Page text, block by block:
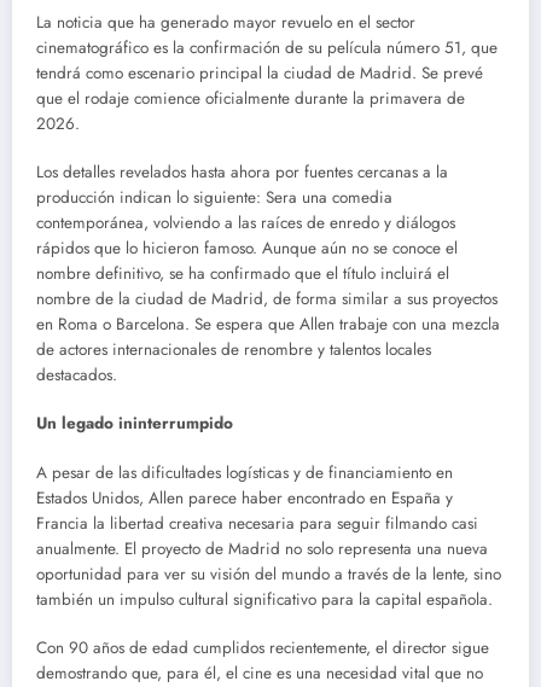
La noticia que ha generado mayor revuelo en el sector
cinematográfico es la confirmación de su película número 51, que
tendrá como escenario principal la ciudad de Madrid. Se prevé
que el rodaje comience oficialmente durante la primavera de
2026.
Los detalles revelados hasta ahora por fuentes cercanas a la
producción indican lo siguiente: Sera una comedia
contemporánea, volviendo a las raíces de enredo y diálogos
rápidos que lo hicieron famoso. Aunque aún no se conoce el
nombre definitivo, se ha confirmado que el título incluirá el
nombre de la ciudad de Madrid, de forma similar a sus proyectos
en Roma o Barcelona. Se espera que Allen trabaje con una mezcla
de actores internacionales de renombre y talentos locales
destacados.
Un legado ininterrumpido
A pesar de las dificultades logísticas y de financiamiento en
Estados Unidos, Allen parece haber encontrado en España y
Francia la libertad creativa necesaria para seguir filmando casi
anualmente. El proyecto de Madrid no solo representa una nueva
oportunidad para ver su visión del mundo a través de la lente, sino
también un impulso cultural significativo para la capital española.
Con 90 años de edad cumplidos recientemente, el director sigue
demostrando que, para él, el cine es una necesidad vital que no